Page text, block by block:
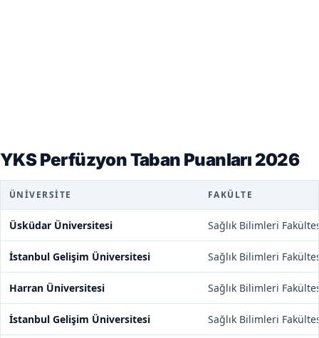
YKS Perfüzyon Taban Puanları 2026
ÜNIVERSITE FAKÜLTE
Üsküdar Üniversitesi Sağlık Bilimleri
İstanbul Gelişim Üniversitesi Sağlık Bilimleri
Harran Üniversitesi Sağlık Bilimleri
İstanbul Gelişim Üniversitesi Sağlık Bilimleri